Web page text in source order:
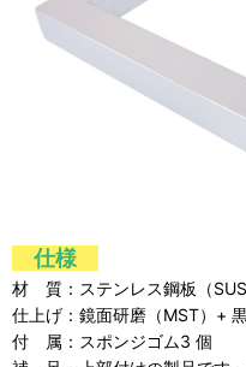
仕様
材 質：ステンレス鋼板（
仕上げ：鏡面研磨（MST）+
付 属：スポンジゴム3 個